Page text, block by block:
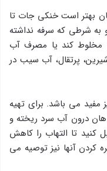
بهتر است خنکی جات تا
شرطی که سرفه نداشته
مخلوط کند یا مصرف آب
پرتقال، آب سیب در
مفید می باشد. برای تهیه
گیاهان درون آب سرد ریخته و
میل کنید تا التهاب را کاهش
کردن آنها نیز توصیه می